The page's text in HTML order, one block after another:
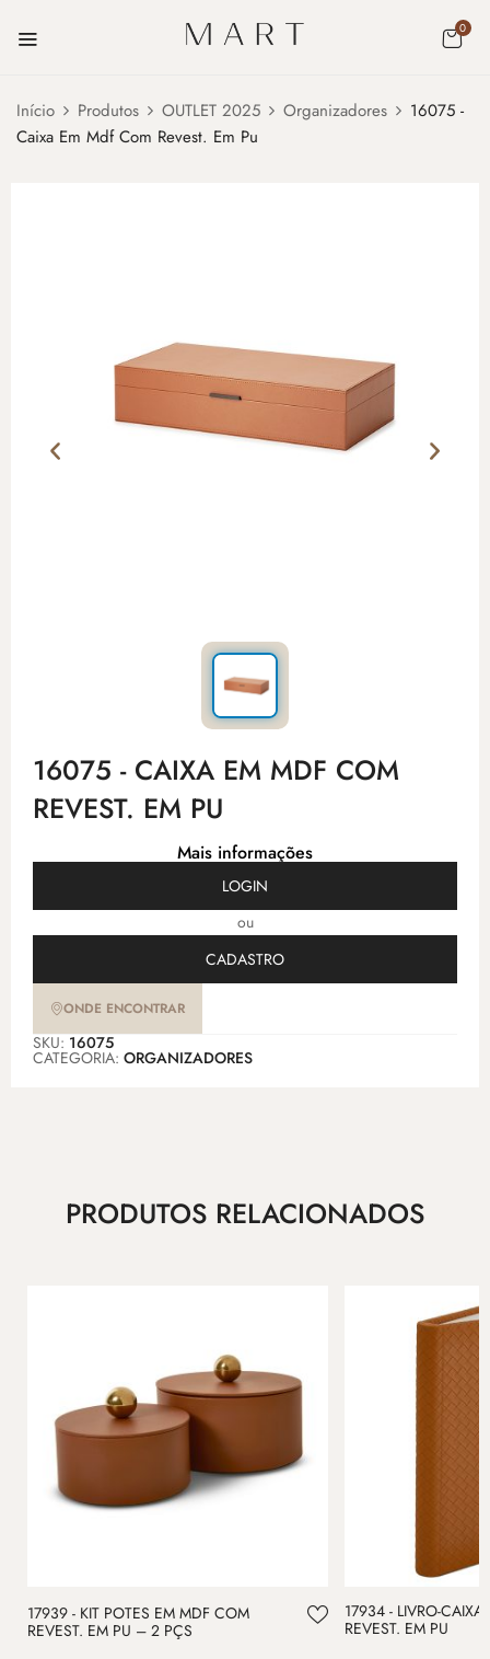
0
Início Produtos OUTLET 2025 Organizadores
16075 -
Caixa Em Mdf Com Revest. Em Pu
16075 - CAIXA EM MDF COM
REVEST. EM PU
Mais informações
LOGIN
ou
CADASTRO
ONDE ENCONTRAR
SKU: 16075
CATEGORIA: ORGANIZADORES
PRODUTOS RELACIONADOS
17939 - KIT POTES EM MDF COM
REVEST. EM PU – 2 PÇS
17934 - LIVRO-
REVEST. EM PU